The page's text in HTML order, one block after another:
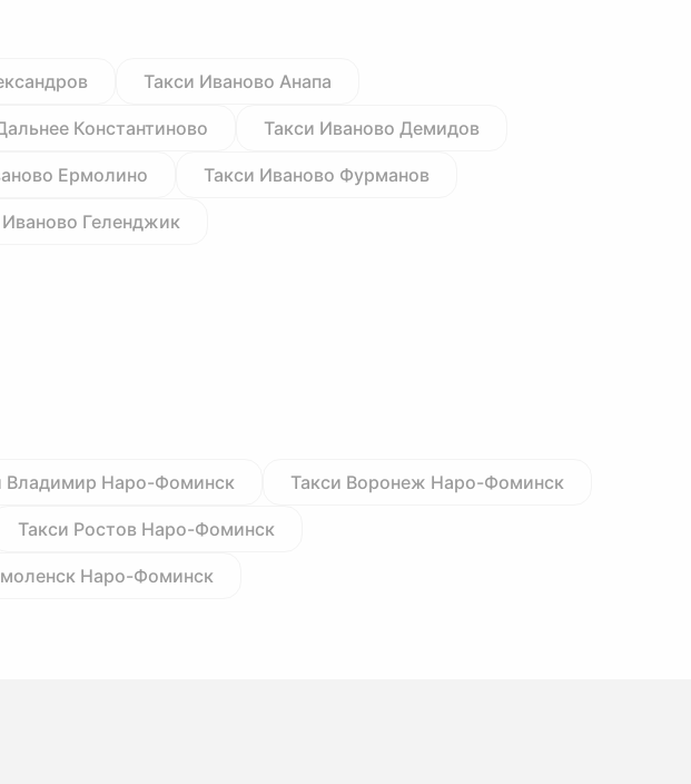
Такси Иваново Анапа
Константиново Такси Иваново Демидов
Ермолино Такси Иваново Фурманов
Иваново Геленджик
Владимир Наро-Фоминск Такси Воронеж Наро-Фоминск
Такси Ростов Наро-Фоминск
Наро-Фоминск